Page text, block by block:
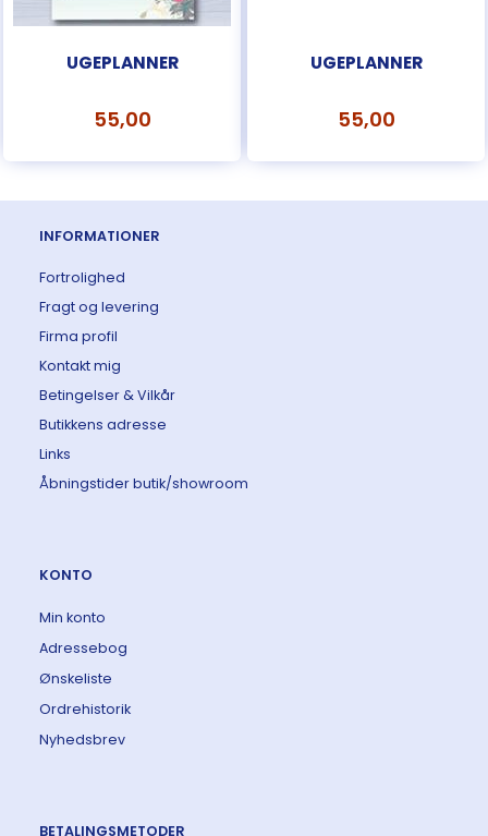
UGEPLANNER
55,00
UGEPLANNER
55,00
INFORMATIONER
Fortrolighed
Fragt og levering
Firma profil
Kontakt mig
Betingelser & Vilkår
Butikkens adresse
Links
Åbningstider butik/showroom
KONTO
Min konto
Adressebog
Ønskeliste
Ordrehistorik
Nyhedsbrev
BETALINGSMETODER